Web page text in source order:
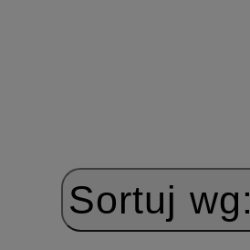
Sortuj wg: